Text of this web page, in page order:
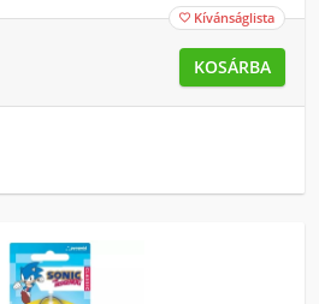
 Kívánságlista
KOSÁRBA